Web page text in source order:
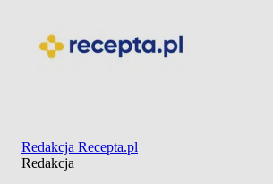
Redakcja Recepta.pl
Redakcja